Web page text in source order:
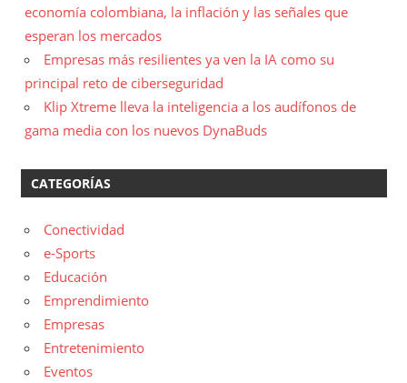
economía colombiana, la inflación y las señales que
esperan los mercados
Empresas más resilientes ya ven la IA como su
principal reto de ciberseguridad
Klip Xtreme lleva la inteligencia a los audífonos de
gama media con los nuevos DynaBuds
CATEGORÍAS
Conectividad
e-Sports
Educación
Emprendimiento
Empresas
Entretenimiento
Eventos